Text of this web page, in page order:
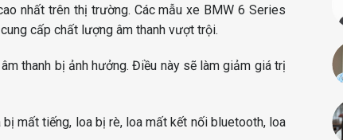
nhất trên thị trường. Các mẫu xe BMW 6 Series
cấp chất lượng âm thanh vượt trội.
thanh bị ảnh hưởng. Điều này sẽ làm giảm giá trị
bị mất tiếng, loa bị rè, loa mất kết nối bluetooth, loa